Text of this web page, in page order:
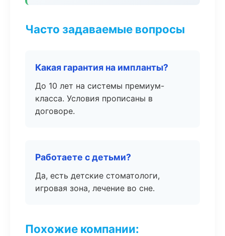
Часто задаваемые вопросы
Какая гарантия на импланты?
До 10 лет на системы премиум-
класса. Условия прописаны в
договоре.
Работаете с детьми?
Да, есть детские стоматологи,
игровая зона, лечение во сне.
Похожие компании: